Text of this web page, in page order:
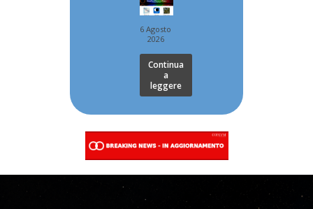
6 Agosto
2026
Continua
a
leggere